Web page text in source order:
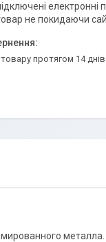
не покидаючи
товару протягом 14 днів